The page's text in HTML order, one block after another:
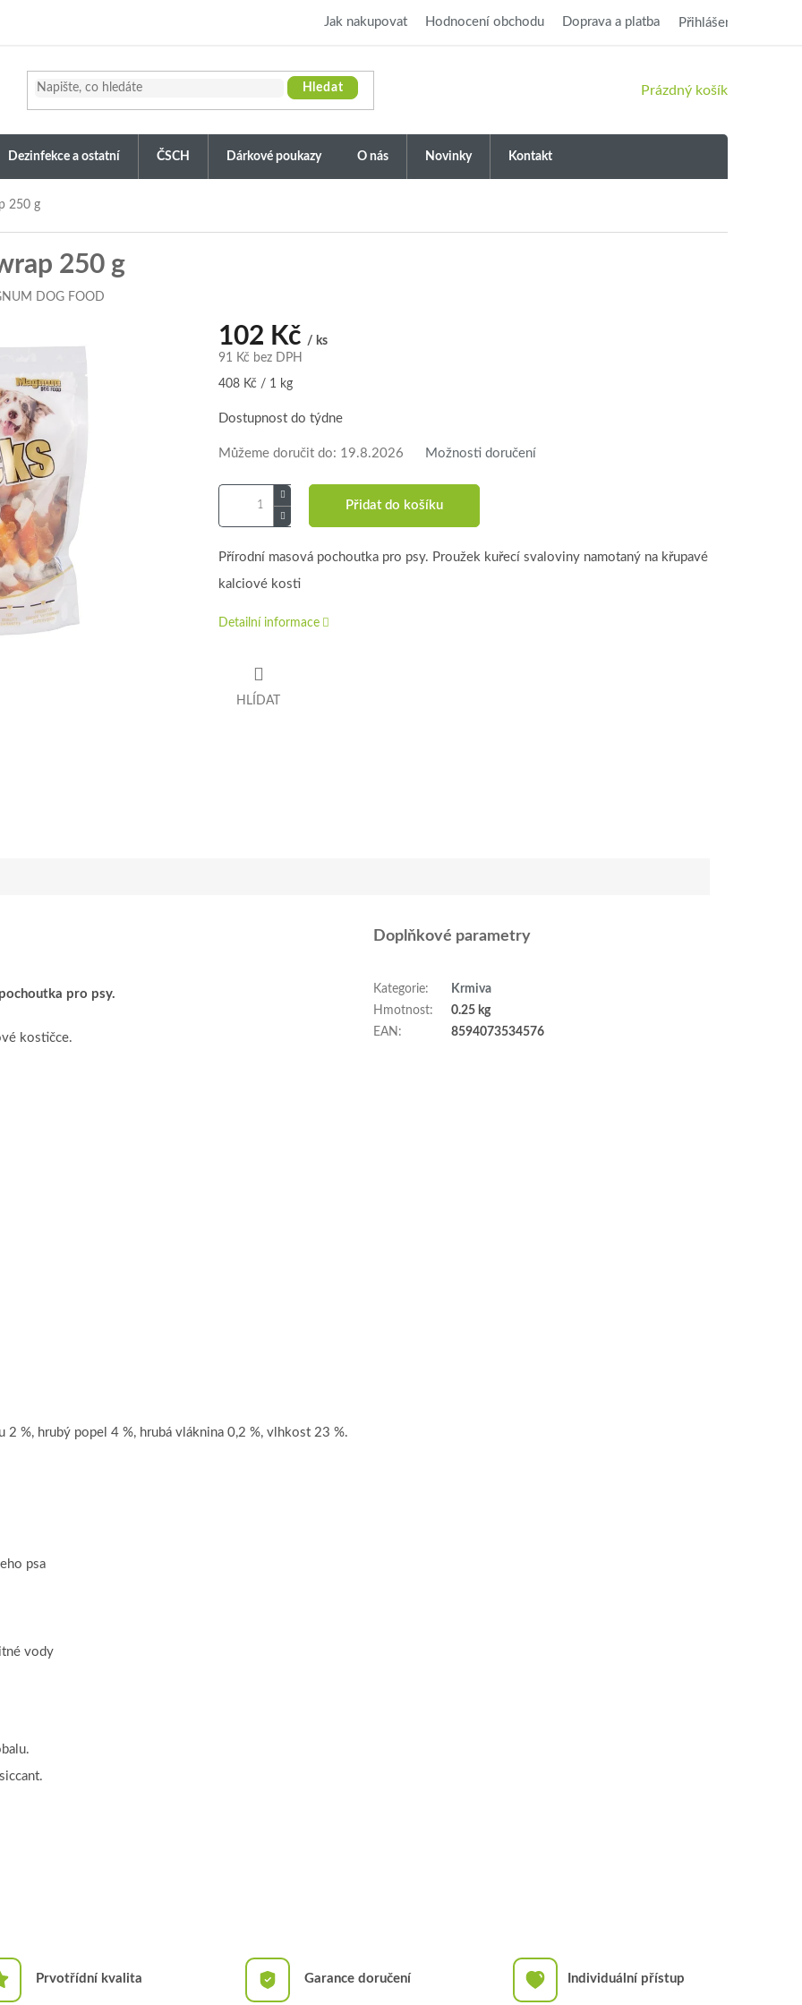
Jak nakupovat Hodnocení obchodu Doprava a platba Přihlášení
Hledat
NÁKUPNÍ
Prázdný košík
Dezinfekce a ostatní ČSCH Dárkové poukazy O nás Novinky Kontakt
250 g
250 g
DOG FOOD
102 Kč / ks
91 Kč bez DPH
Měrná
408 Kč / 1 kg
Dostupnost do týdne
Můžeme doručit do: 19.8.2026 Možnosti doručení
Přidat do košíku
Přírodní masová pochoutka pro psy. Proužek kuřecí svaloviny namotaný na křupavé
kalciové kosti
Detailní informace
HLÍDAT
pro psy.
kostičce.
2 %, hrubý popel 4 %, hrubá vláknina 0,2 %, vlhkost 23 %.
psa
vody
Doplňkové parametry
Kategorie:
Krmiva
Hmotnost:
0.25 kg
EAN : 8594073534576
Prvotřídní kvalita Garance doručení Individuální přístup